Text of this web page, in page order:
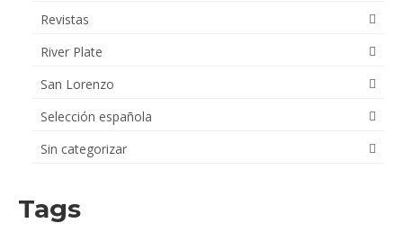
Revistas
River Plate
San Lorenzo
Selección española
Sin categorizar
Tags